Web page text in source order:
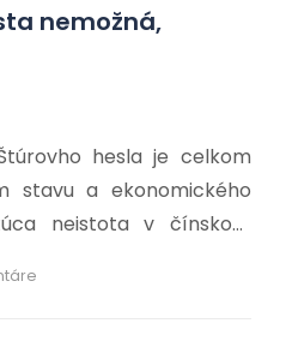
nemožná,
hesla je celkom
stavu a ekonomického
neistota v čínskom
je nevyhnutným
„veľkého